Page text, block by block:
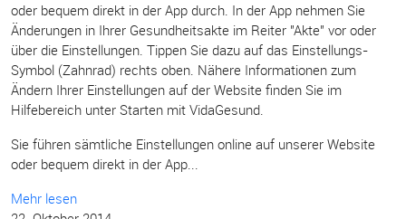
oder bequem direkt in der App durch. In der App nehmen Sie
Änderungen in Ihrer Gesundheitsakte im Reiter "Akte" vor oder
über die Einstellungen. Tippen Sie dazu auf das Einstellungs-
Symbol (Zahnrad) rechts oben. Nähere Informationen zum
Ändern Ihrer Einstellungen auf der Website finden Sie im
Hilfebereich unter Starten mit VidaGesund.
Sie führen sämtliche Einstellungen online auf unserer Website
oder bequem direkt in der App...
Mehr lesen